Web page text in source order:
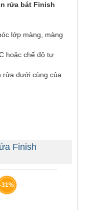
rửa bát Finish
lớp màng, màng
hoặc chế độ tự
rửa dưới cùng của
Finish